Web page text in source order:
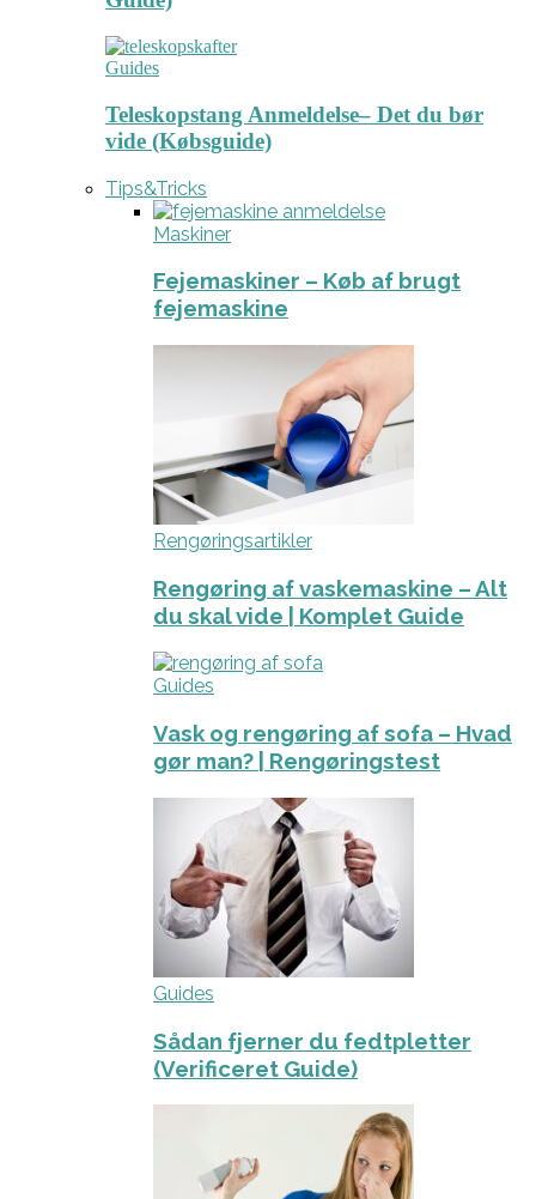
Guides
Teleskopstang Anmeldelse– Det du bør
vide (Købsguide)
Tips&Tricks
Maskiner
Fejemaskiner – Køb af brugt
fejemaskine
Rengøringsartikler
Rengøring af vaskemaskine – Alt
du skal vide | Komplet Guide
Guides
Vask og rengøring af sofa – Hvad
gør man? | Rengøringstest
Guides
Sådan fjerner du fedtpletter
(Verificeret Guide)